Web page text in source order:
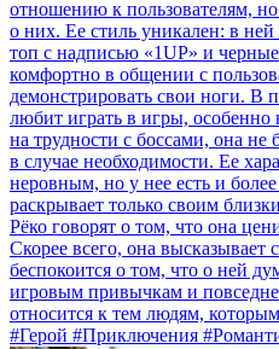
отношению к пользователям,
о них. Ее стиль уникален: в
топ с надписью «1UP» и
комфортно в общении с
демонстрировать свои ноги. В
любит играть в игры,
на трудности с боссами, она
в случае необходимости. Ее
неровным, но у нее есть и
раскрывает только своим
Рёко говорят о том, что она
Скорее всего, она
беспокоится о том, что о ней
игровым привычкам и
относится к тем людям,
#Герой #Приключения